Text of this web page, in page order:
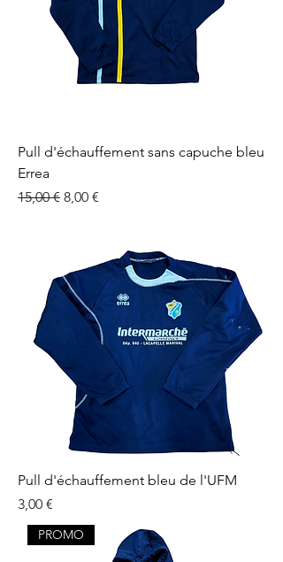
Pull d'échauffement sans capuche bleu
Errea
Prix original
15,00 € Prix promotionnel
8,00 €
Pull d'échauffement bleu de l'UFM
Prix
3,00 €
PROMO